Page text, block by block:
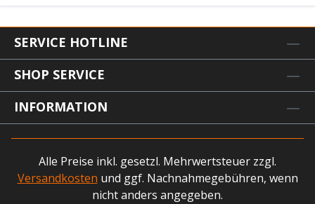
SERVICE HOTLINE
SHOP SERVICE
INFORMATION
Alle Preise inkl. gesetzl. Mehrwertsteuer zzgl.
Versandkosten und ggf. Nachnahmegebühren, wenn
nicht anders angegeben.